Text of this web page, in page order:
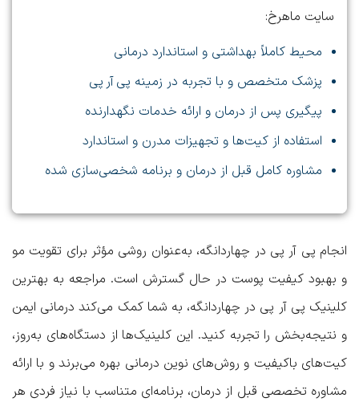
سایت ماهرخ:
محیط کاملاً بهداشتی و استاندارد درمانی
پزشک متخصص و با تجربه در زمینه پی آر پی
پیگیری پس از درمان و ارائه خدمات نگهدارنده
استفاده از کیت‌ها و تجهیزات مدرن و استاندارد
مشاوره کامل قبل از درمان و برنامه شخصی‌سازی شده
انجام پی آر پی در چهاردانگه، به‌عنوان روشی مؤثر برای تقویت مو
و بهبود کیفیت پوست در حال گسترش است. مراجعه به بهترین
کلینیک پی آر پی در چهاردانگه، به شما کمک می‌کند درمانی ایمن
و نتیجه‌بخش را تجربه کنید. این کلینیک‌ها از دستگاه‌های به‌روز،
کیت‌های باکیفیت و روش‌های نوین درمانی بهره می‌برند و با ارائه
مشاوره تخصصی قبل از درمان، برنامه‌ای متناسب با نیاز فردی هر